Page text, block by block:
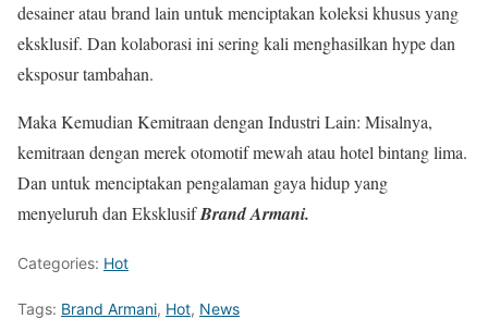
desainer atau brand lain untuk menciptakan koleksi khusus yang
eksklusif. Dan kolaborasi ini sering kali menghasilkan hype dan
eksposur tambahan.
Maka Kemudian Kemitraan dengan Industri Lain: Misalnya,
kemitraan dengan merek otomotif mewah atau hotel bintang lima.
Dan untuk menciptakan pengalaman gaya hidup yang
menyeluruh dan EksklusifBrand Armani.
Categories: Hot
Tags: Brand Armani, Hot, News